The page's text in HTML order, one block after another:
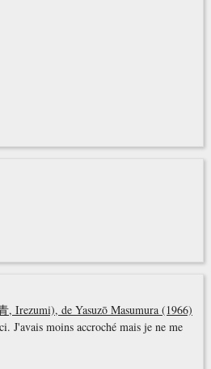
, Irezumi), de Yasuzō Masumura (1966)
J'avais moins accroché mais je ne me